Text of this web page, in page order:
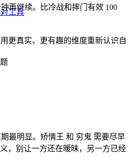
再继续。比冷战和摔门有效 100
最明显。矫情王 和 穷鬼 需要尽早
，别让一方还在暧昧，另一方已经
工具
更真实、更有趣的维度重新认识自